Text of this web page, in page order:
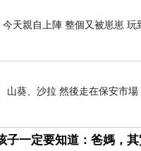
今天親自上陣 整個又被崽崽
山葵、沙拉 然後走在保安市
子一定要知道：爸媽，